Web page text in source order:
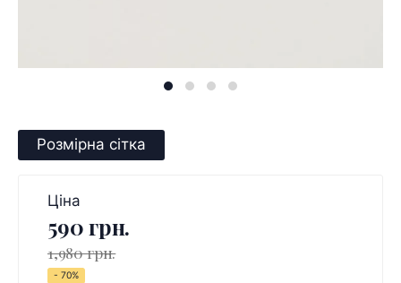
Розмірна сітка
Ціна
590 грн.
1,980 грн.
- 70%